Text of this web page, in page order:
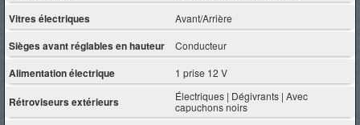
Vitres électriques Avant/Arrière
Sièges avant réglables en hauteur Conducteur
Alimentation électrique 1 prise 12 V
Rétroviseurs extérieurs
Électriques | Dégivrants | Avec
capuchons noirs